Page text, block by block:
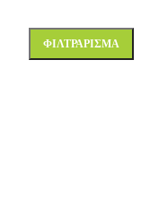
ΦΙΛΤΡΆΡΙΣΜΑ